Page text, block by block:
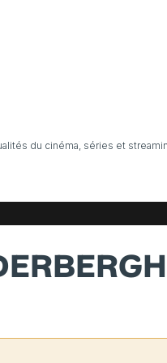
du cinéma, séries et